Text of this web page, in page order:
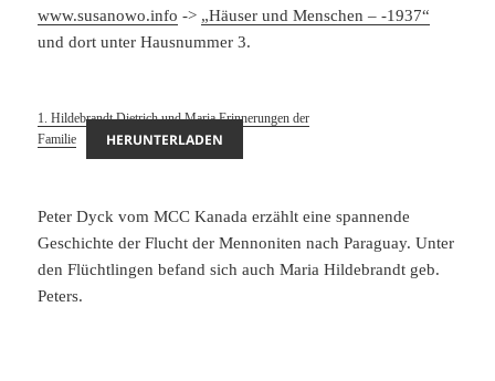
www.susanowo.info -> „Häuser und Menschen – -1937“
und dort unter Hausnummer 3.
1. Hildebrandt Dietrich und Maria Erinnerungen der
Familie
HERUNTERLADEN
Peter Dyck vom MCC Kanada erzählt eine spannende
Geschichte der Flucht der Mennoniten nach Paraguay. Unter
den Flüchtlingen befand sich auch Maria Hildebrandt geb.
Peters.